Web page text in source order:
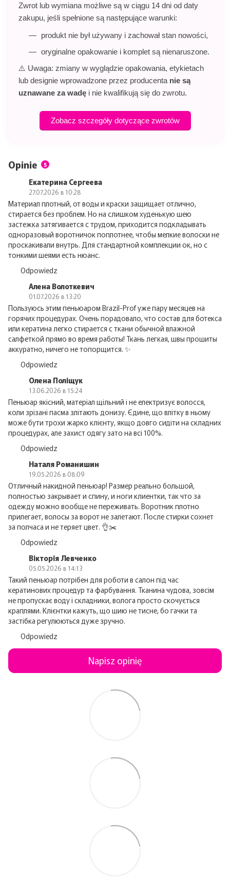
Zwrot lub wymiana możliwe są w ciągu 14 dni od daty
zakupu, jeśli spełnione są następujące warunki:
produkt nie był używany i zachował stan nowości,
oryginalne opakowanie i komplet są nienaruszone.
⚠️ Uwaga: zmiany w wyglądzie opakowania, etykietach
lub designie wprowadzone przez producenta nie są
uznawane za wadę i nie kwalifikują się do zwrotu.
Zobacz szczegóły dotyczące zwrotów
Opinie 5
Екатерина Сергеева
27.07.2026 в 10:28
Материал плотный, от воды и краски защищает отлично,
стирается без проблем. Но на слишком худенькую шею
застежка затягивается с трудом, приходится подкладывать
одноразовый воротничок поплотнее, чтобы мелкие волоски не
проскакивали внутрь. Для стандартной комплекции ок, но с
тонкими шеями есть нюанс.
Odpowiedz
Алена Волоткевич
01.07.2026 в 13:20
Пользуюсь этим пеньюаром Brazil-Prof уже пару месяцев на
горячих процедурах. Очень порадовало, что состав для ботекса
или кератина легко стирается с ткани обычной влажной
салфеткой прямо во время работы! Ткань легкая, швы прошиты
аккуратно, ничего не топорщится. ✨
Odpowiedz
Олена Поліщук
13.06.2026 в 15:24
Пеньюар якісний, матеріал щільний і не електризує волосся,
коли зрізані пасма злітають донизу. Єдине, що влітку в ньому
може бути трохи жарко клієнту, якщо довго сидіти на складних
процедурах, але захист одягу зато на всі 100%.
Odpowiedz
Наталя Романишин
19.05.2026 в 08:09
Отличный накидной пеньюар! Размер реально большой,
полностью закрывает и спину, и ноги клиентки, так что за
одежду можно вообще не переживать. Воротник плотно
прилегает, волосы за ворот не залетают. После стирки сохнет
за полчаса и не теряет цвет. 👌✂️
Odpowiedz
Вікторія Левченко
05.05.2026 в 14:13
Такий пеньюар потрібен для роботи в салон під час
кератинових процедур та фарбування. Тканина чудова, зовсім
не пропускає воду і складники, волога просто скочується
краплями. Клієнтки кажуть, що шию не тисне, бо гачки та
застібка регулюються дуже зручно.
Odpowiedz
Napisz opinię